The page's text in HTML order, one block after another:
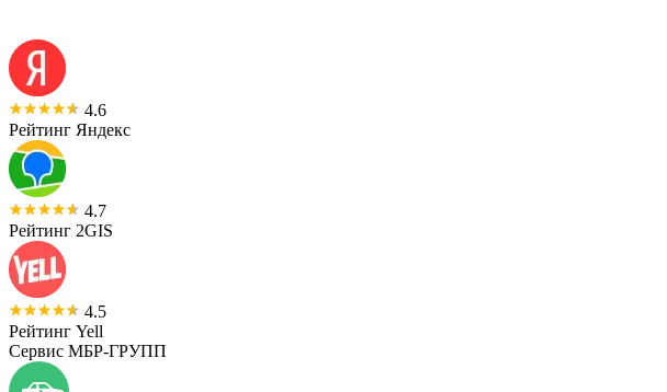
4.6
Рейтинг Яндекс
4.7
Рейтинг 2GIS
4.5
Рейтинг Yell
Сервис МБР-ГРУПП